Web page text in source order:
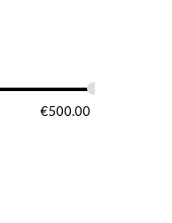
€500.00